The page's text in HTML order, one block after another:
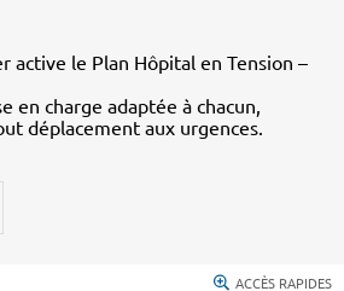
active le Plan Hôpital en Tension –
en charge adaptée à chacun,
déplacement aux urgences.
ACCÈS RAPIDES